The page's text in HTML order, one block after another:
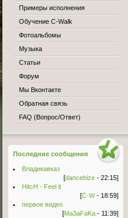
Примеры исполнения
Обучение C-Walk
Фотоальбомы
Музыка
Статьи
Форум
Мы Вконтакте
Обратная связь
FAQ (Вопрос/Ответ)
Последние сообщения
Владикавказ
[dancebize - 22:15]
HitcH - Feel it
[C-W- 18:59]
первое видео
[Ma3aFaKa - 11:39]